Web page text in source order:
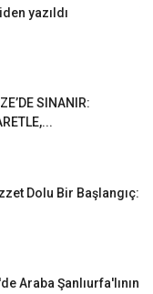
yazıldı
SINANIR:
Dolu Bir Başlangıç:
Araba Şanlıurfa'lının